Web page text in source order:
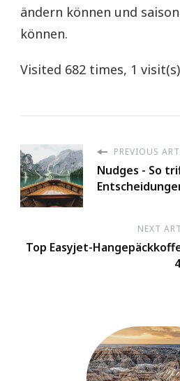
ändern können und
können.
Visited 682 times, 1
PREVIOUS
Nudges - So
NEXT
Top Easyjet-